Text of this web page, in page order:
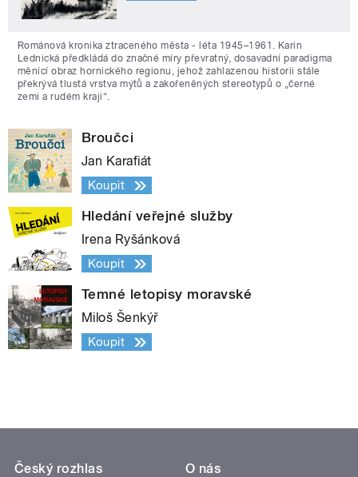
Románová kronika ztraceného města - léta 1945–1961. Karin
Lednická předkládá do značné míry převratný, dosavadní paradigma
měnící obraz hornického regionu, jehož zahlazenou historii stále
překrývá tlustá vrstva mýtů a zakořeněných stereotypů o „černé
zemi a rudém kraji“.
Broučci
Jan Karafiát
Koupit
Hledání veřejné služby
Irena Ryšánková
Koupit
Temné letopisy moravské
Miloš Šenkýř
Koupit
Český rozhlas
O nás